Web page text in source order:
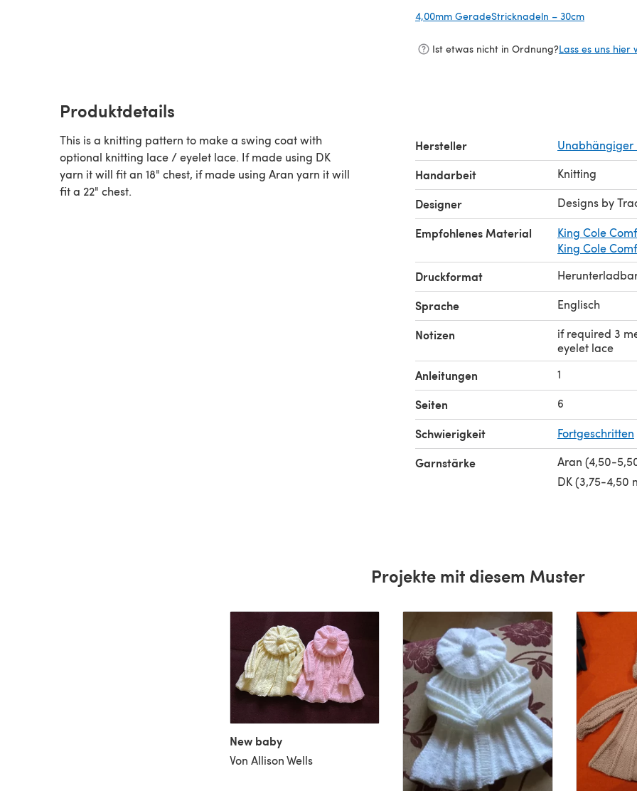
4,00mm GeradeStricknadeln – 30cm
Ist etwas nicht in Ordnung?Lass es uns hier
Produktdetails
This is a knitting pattern to make a swing coat with
optional knitting lace / eyelet lace. If made using DK
yarn it will fit an 18" chest, if made using Aran yarn it will
fit a 22" chest.
Hersteller Unabhängiger
Handarbeit Knitting
Designer Designs by
Empfohlenes Material King Cole
King Cole
Druckformat
Sprache Englisch
Notizen
if required 3
eyelet lace
Anleitungen 1
Seiten 6
Schwierigkeit Fortgeschritten
Garnstärke
Aran (4,50-
DK (3,75-4,50
Projekte mit diesem Muster
New baby
Von Allison Wells